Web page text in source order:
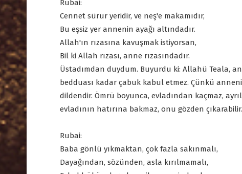
Rubai:
Cennet sürur yeridir, ve neş'e makamıdır,
Bu eşsiz yer annenin ayağı altındadır.
Allah'ın rızasına kavuşmak istiyorsan,
Bil ki Allah rızası, anne rızasındadır.
Üstadımdan duydum. Buyurdu ki: Allahü Teala,
bedduası kadar çabuk kabul etmez. Çünkü
dildendir. Ömrü boyunca, evladından kaçmaz,
evladının hatırına bakmaz, onu gözden çıkarabilir.
Rubai:
Baba gönlü yıkmaktan, çok fazla sakınmalı,
Dayağından, sözünden, asla kırılmamalı,